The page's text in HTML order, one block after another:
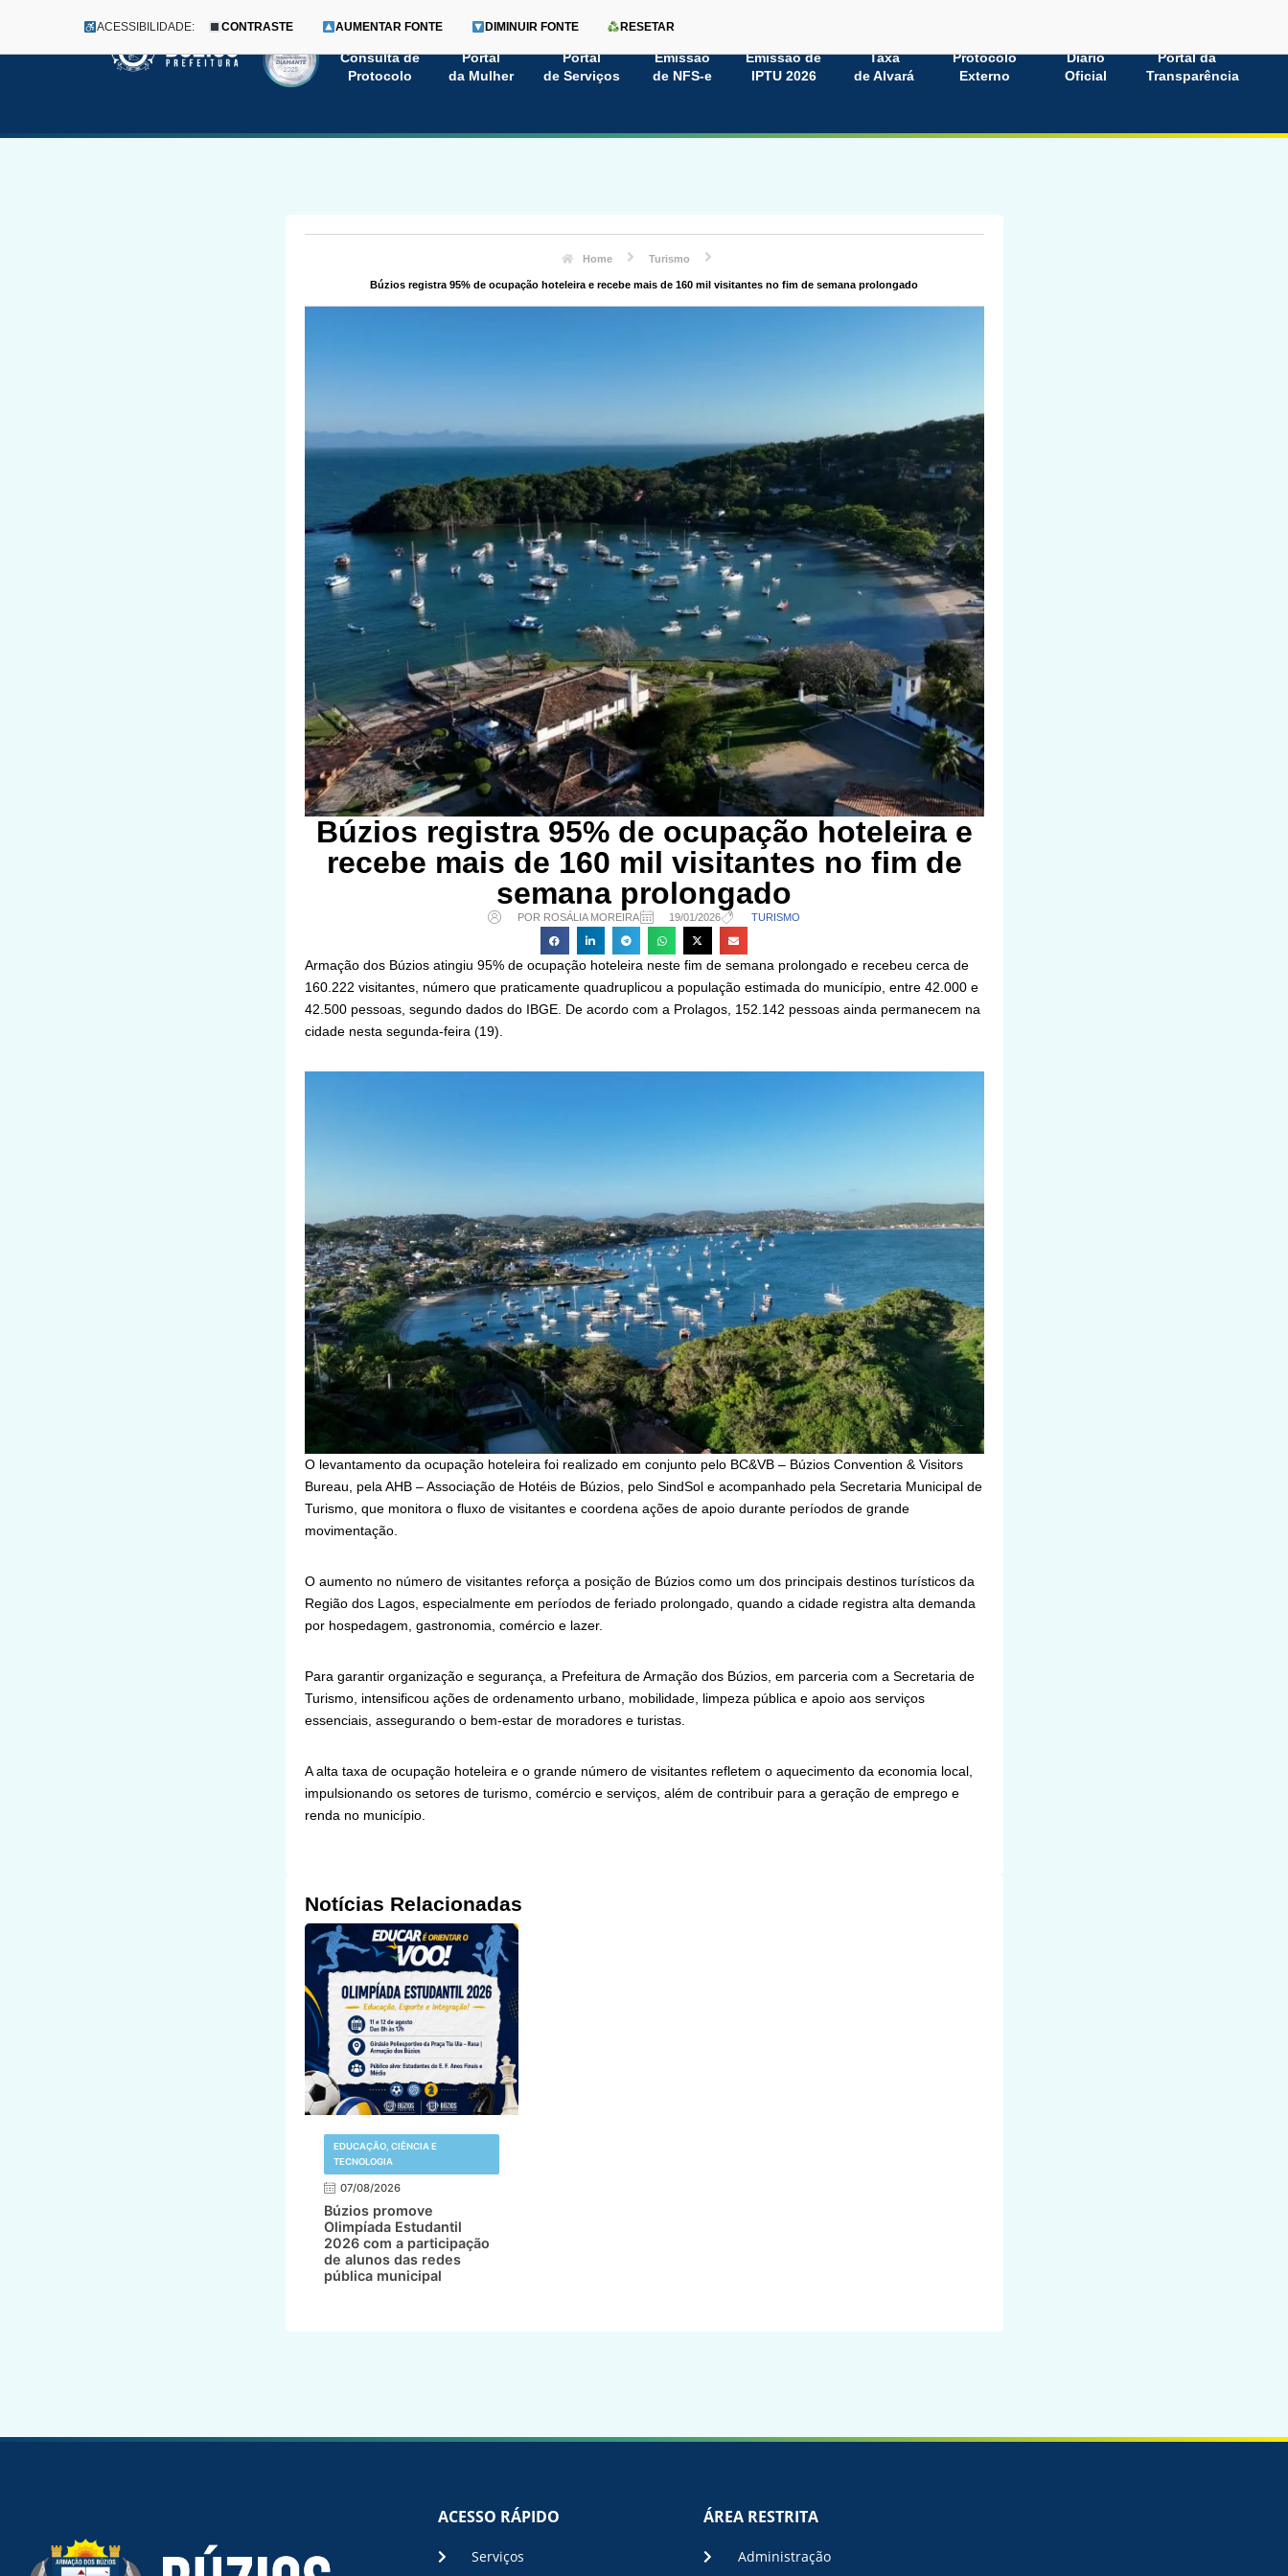
Pular
conteúdo
Menu
Consulta de
Protocolo
Portal
da Mulher
Portal
de Serviços
Emissão
de NFS-e
Emissão de
IPTU 2026
Taxa
de Alvará
Protocolo
Externo
Diário
Oficial
Portal da
Transparência
ACESSIBILIDADE: CONTRASTE AUMENTAR FONTE DIMINUIR FONTE RESETAR
Home Turismo
Búzios registra 95% de ocupação hoteleira e recebe mais de 160 mil visitantes no fim de semana prolongado
Búzios registra 95% de ocupação hoteleira e
recebe mais de 160 mil visitantes no fim de
semana prolongado
POR ROSÁLIA MOREIRA 19/01/2026 TURISMO
Armação dos Búzios atingiu 95% de ocupação hoteleira neste fim de semana prolongado e recebeu cerca de
160.222 visitantes, número que praticamente quadruplicou a população estimada do município, entre 42.000 e
42.500 pessoas, segundo dados do IBGE. De acordo com a Prolagos, 152.142 pessoas ainda permanecem na
cidade nesta segunda-feira (19).
O levantamento da ocupação hoteleira foi realizado em conjunto pelo BC&VB – Búzios Convention & Visitors
Bureau, pela AHB – Associação de Hotéis de Búzios, pelo SindSol e acompanhado pela Secretaria Municipal de
Turismo, que monitora o fluxo de visitantes e coordena ações de apoio durante períodos de grande
movimentação.
O aumento no número de visitantes reforça a posição de Búzios como um dos principais destinos turísticos da
Região dos Lagos, especialmente em períodos de feriado prolongado, quando a cidade registra alta demanda
por hospedagem, gastronomia, comércio e lazer.
Para garantir organização e segurança, a Prefeitura de Armação dos Búzios, em parceria com a Secretaria de
Turismo, intensificou ações de ordenamento urbano, mobilidade, limpeza pública e apoio aos serviços
essenciais, assegurando o bem-estar de moradores e turistas.
A alta taxa de ocupação hoteleira e o grande número de visitantes refletem o aquecimento da economia local,
impulsionando os setores de turismo, comércio e serviços, além de contribuir para a geração de emprego e
renda no município.
Notícias Relacionadas
EDUCAÇÃO, CIÊNCIA E
TECNOLOGIA
07/08/2026
Búzios promove
Olimpíada Estudantil
2026 com a participação
de alunos das redes
pública municipal
ACESSO RÁPIDO
Serviços
ÁREA RESTRITA
Administração